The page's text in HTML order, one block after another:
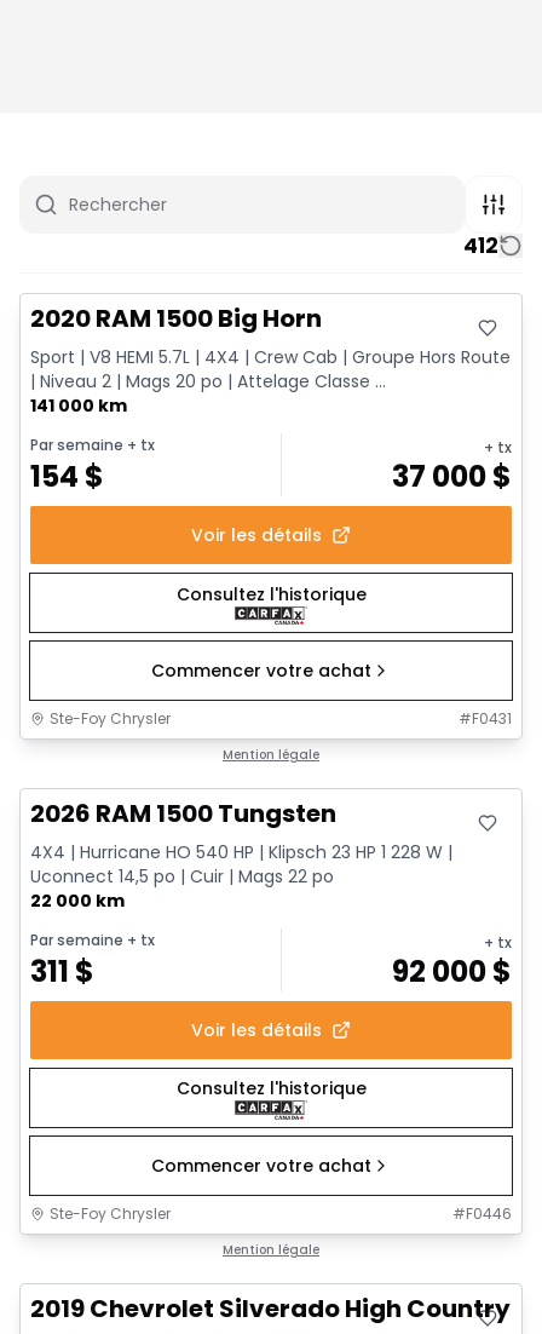
412
2020 RAM 1500 Big Horn
Sport | V8 HEMI 5.7L | 4X4 | Crew Cab | Groupe Hors Route
| Niveau 2 | Mags 20 po | Attelage Classe ...
141 000 km
Par semaine + tx
154 $
+ tx
37 000$
Voir les détails
Consultez l'historique
Commencer votre achat
Ste-Foy Chrysler #F0431
Mention légale
2026 RAM 1500 Tungsten
4X4 | Hurricane HO 540 HP | Klipsch 23 HP 1 228 W |
Uconnect 14,5 po | Cuir | Mags 22 po
22 000 km
Par semaine + tx
311 $
+ tx
92 000$
Voir les détails
Consultez l'historique
Commencer votre achat
Ste-Foy Chrysler #F0446
Mention légale
2019 Chevrolet Silverado High Country